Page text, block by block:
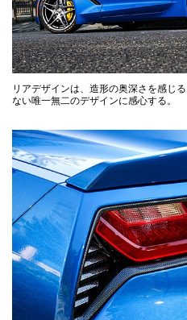
リアデザインは、造形の奥深さを感じ
ない唯一無二のデザインに感心する。